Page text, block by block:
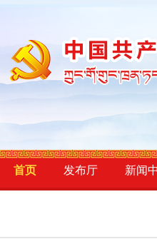
首页 发布厅 新闻